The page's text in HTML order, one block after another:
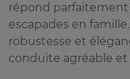
répond
escapades en
robustesse et
conduite agréable et